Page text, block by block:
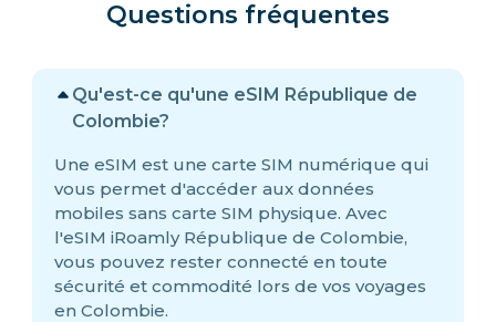
Questions fréquentes
Qu'est-ce qu'une eSIM République de
Colombie?
Une eSIM est une carte SIM numérique qui
vous permet d'accéder aux données
mobiles sans carte SIM physique. Avec
l'eSIM iRoamly République de Colombie,
vous pouvez rester connecté en toute
sécurité et commodité lors de vos voyages
en Colombie.